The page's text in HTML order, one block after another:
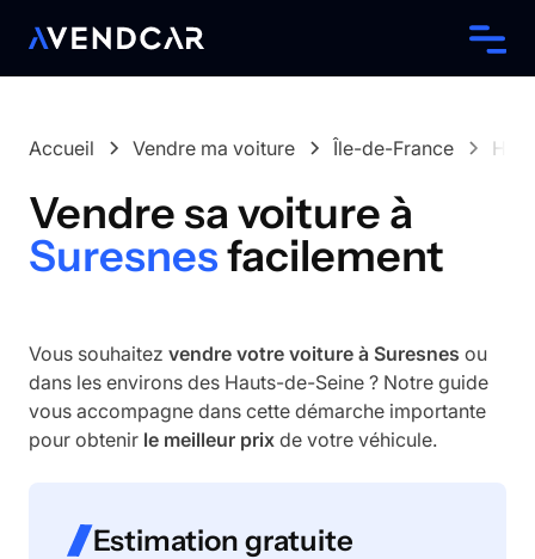
Accueil Vendre ma voiture Île-de-France
Vendre sa voiture à
Suresnesfacilement
Vous souhaitez vendre votre voiture à Suresnes ou
dans les environs des Hauts-de-Seine ? Notre guide
vous accompagne dans cette démarche importante
pour obtenir le meilleur prix de votre véhicule.
Estimation gratuite